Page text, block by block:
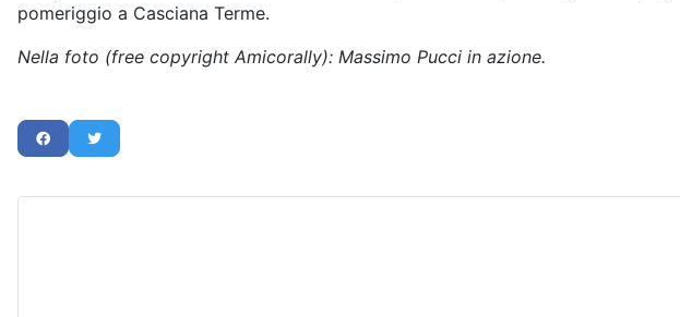
pomeriggio a Casciana Terme.
Nella foto (free copyright Amicorally): Massimo Pucci in azione.